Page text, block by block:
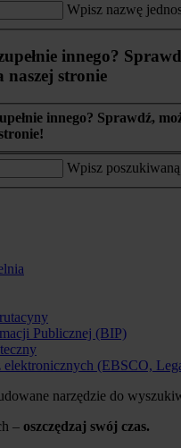
Wpisz nazwę
innego?
naszej stronie
innego? Sprawdź,
Wpisz
Publicznej (BIP)
elektronicznych (EBSCO,
narzędzie do
– oszczędzaj swój czas.